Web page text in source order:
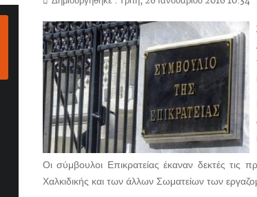
Οι σύμβουλοι Επικρατείας έκαναν δεκτές τις
Χαλκιδικής και των άλλων Σωματείων των